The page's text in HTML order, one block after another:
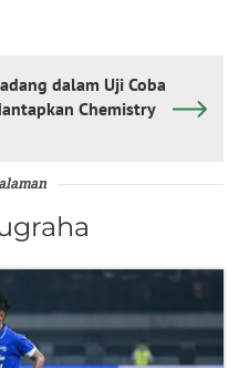
dalam Uji Coba
Chemistry